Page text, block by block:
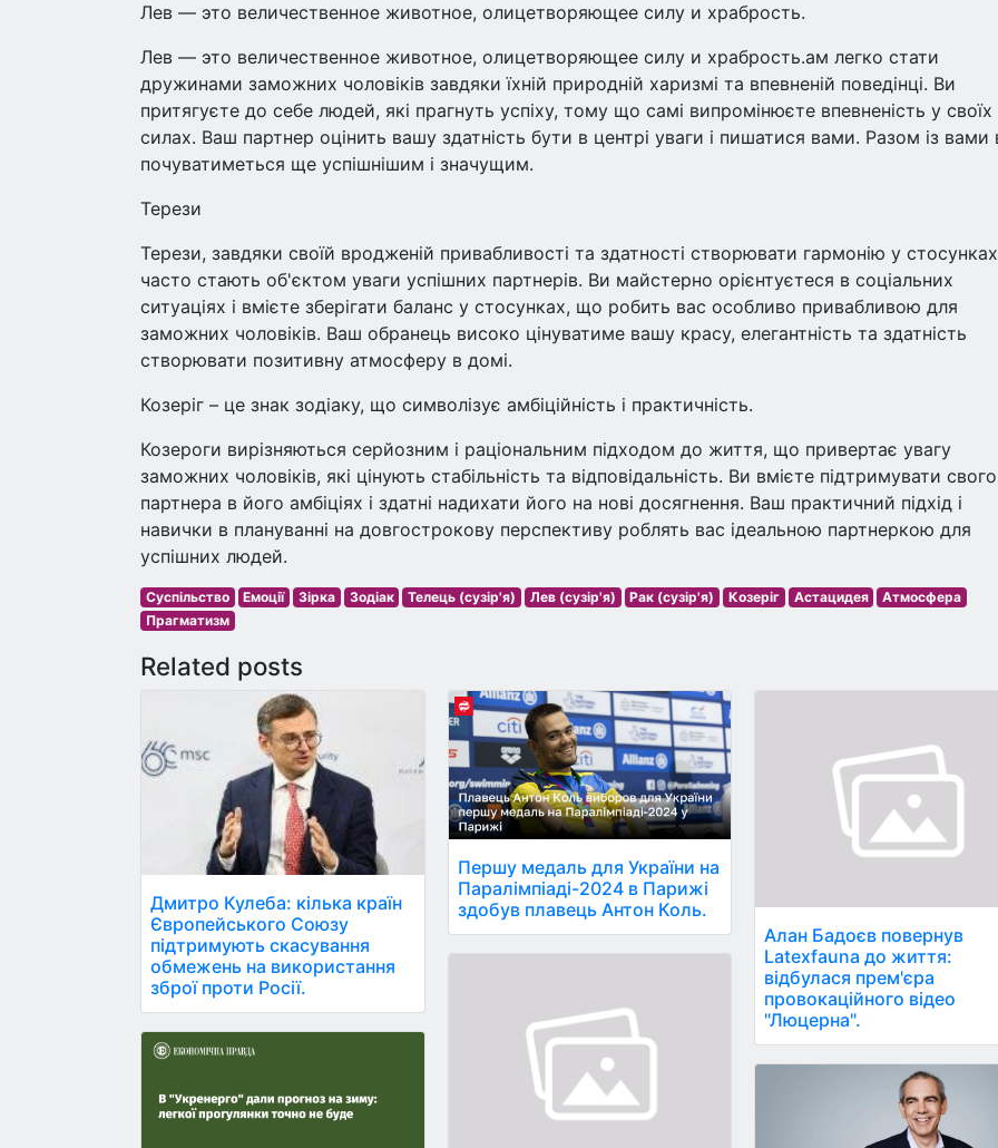
Лев — это величественное животное, олицетворяющее силу и храбрость.
Лев — это величественное животное, олицетворяющее силу и храбрость.ам легко стати
дружинами заможних чоловіків завдяки їхній природній харизмі та впевненій поведінці. Ви
притягуєте до себе людей, які прагнуть успіху, тому що самі випромінюєте впевненість у своїх
силах. Ваш партнер оцінить вашу здатність бути в центрі уваги і пишатися вами. Разом із вами
почуватиметься ще успішнішим і значущим.
Терези
Терези, завдяки своїй вродженій привабливості та здатності створювати гармонію у
часто стають об'єктом уваги успішних партнерів. Ви майстерно орієнтуєтеся в соціальних
ситуаціях і вмієте зберігати баланс у стосунках, що робить вас особливо привабливою для
заможних чоловіків. Ваш обранець високо цінуватиме вашу красу, елегантність та здатність
створювати позитивну атмосферу в домі.
Козеріг – це знак зодіаку, що символізує амбіційність і практичність.
Козероги вирізняються серйозним і раціональним підходом до життя, що привертає увагу
заможних чоловіків, які цінують стабільність та відповідальність. Ви вмієте підтримувати свого
партнера в його амбіціях і здатні надихати його на нові досягнення. Ваш практичний підхід і
навички в плануванні на довгострокову перспективу роблять вас ідеальною партнеркою для
успішних людей.
Суспільство Емоції Зірка Зодіак Телець (сузір'я) Лев (сузір'я) Рак (сузір'я) Козеріг Астацидея
Атмосфера
Прагматизм
Related posts
Дмитро Кулеба: кілька країн
Європейського Союзу
підтримують скасування
обмежень на використання
зброї проти Росії.
Першу медаль для України на
Паралімпіаді-2024 в Парижі
здобув плавець Антон Коль.
Алан Бадоєв повернув
Latexfauna до життя:
відбулася прем'єра
провокаційного відео
"Люцерна".